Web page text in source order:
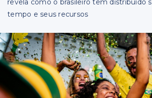
revela como o brasileiro tem distribuído
tempo e seus recursos